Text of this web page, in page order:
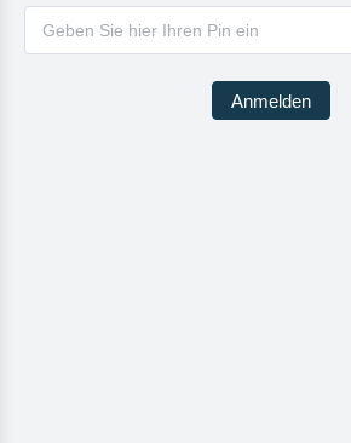
Anmelden